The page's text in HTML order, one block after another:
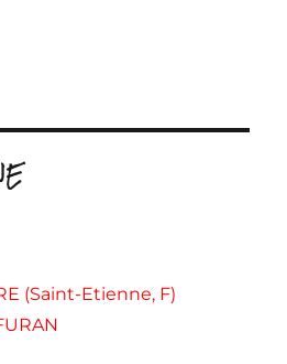
(Saint-Etienne, F)